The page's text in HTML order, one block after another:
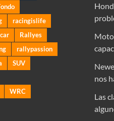
racingislife
Rallyes
rallypassion
SUV
WRC
nos
Las